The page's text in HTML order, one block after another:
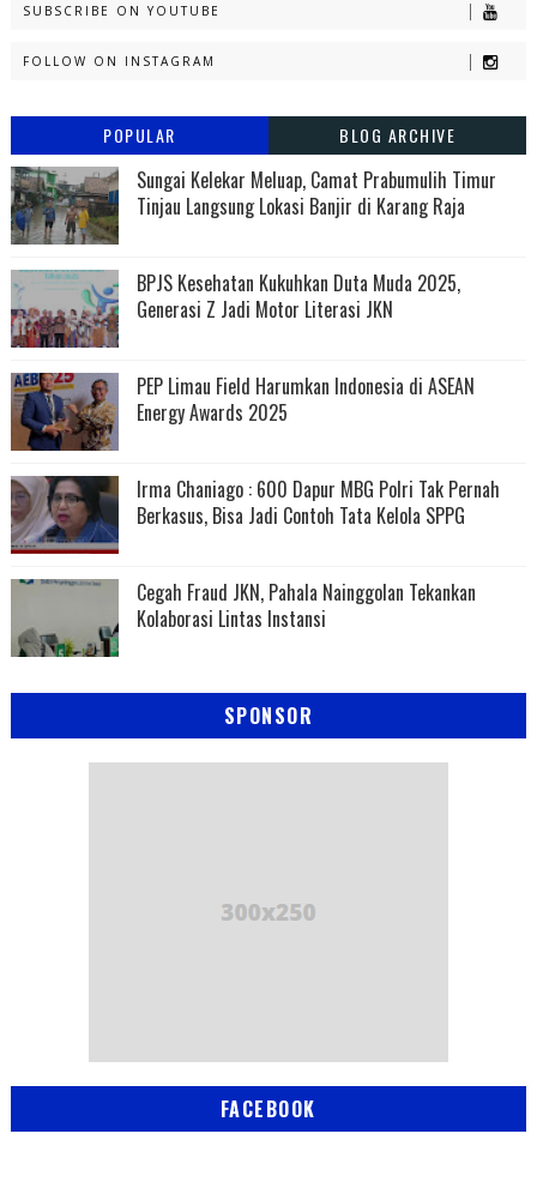
SUBSCRIBE ON YOUTUBE
FOLLOW ON INSTAGRAM
POPULAR BLOG ARCHIVE
Sungai Kelekar Meluap, Camat Prabumulih Timur
Tinjau Langsung Lokasi Banjir di Karang Raja
BPJS Kesehatan Kukuhkan Duta Muda 2025,
Generasi Z Jadi Motor Literasi JKN
PEP Limau Field Harumkan Indonesia di ASEAN
Energy Awards 2025
Irma Chaniago : 600 Dapur MBG Polri Tak Pernah
Berkasus, Bisa Jadi Contoh Tata Kelola SPPG
Cegah Fraud JKN, Pahala Nainggolan Tekankan
Kolaborasi Lintas Instansi
SPONSOR
FACEBOOK